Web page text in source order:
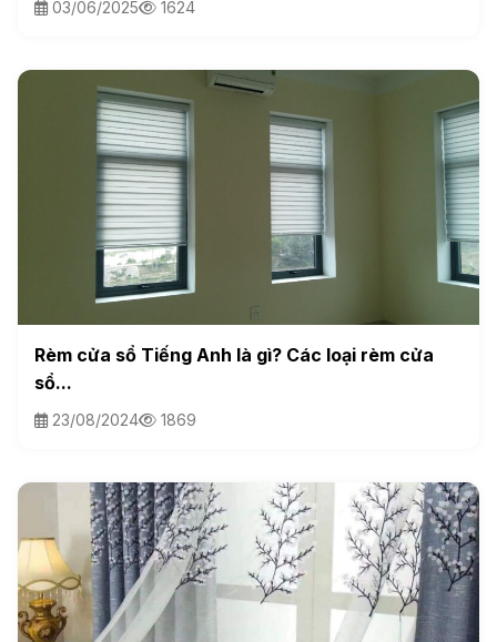
03/06/2025 1624
Rèm cửa sổ Tiếng Anh là gì? Các loại rèm cửa
sổ...
23/08/2024 1869